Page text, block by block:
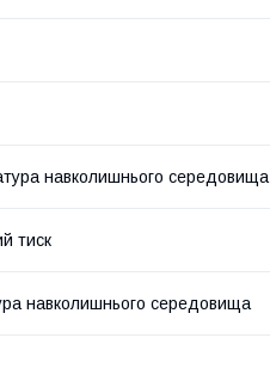
навколишнього середовища
тиск
навколишнього середовища